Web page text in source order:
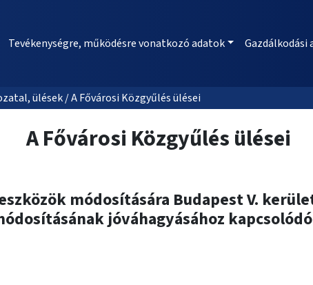
Tevékenységre, működésre vonatkozó adatok Gazdálkodási
ülések / A Fővárosi Közgyűlés ülései
A Fővárosi Közgyűlés ülései
módosítására Budapest V.
jóváhagyásához